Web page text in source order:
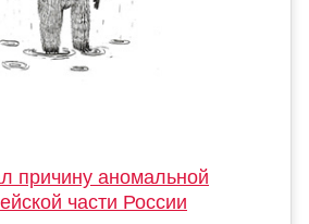
причину аномальной
части России